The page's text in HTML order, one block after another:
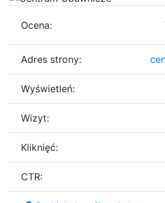
Ocena:
Adres strony:
Wyświetleń:
Wizyt:
Kliknięć:
CTR: